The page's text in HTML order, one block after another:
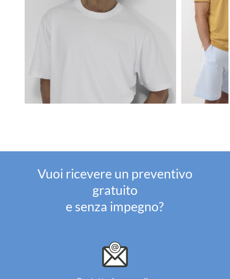
Vuoi ricevere un preventivo
gratuito
e senza impegno?